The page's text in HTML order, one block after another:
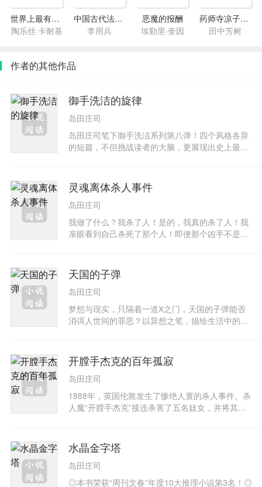
世界上最有魅力的妻子
陶乐丝·卡耐基
中国古代法制史话
李用兵
恶魔的报酬
埃勒里·奎因
药师寺凉子怪奇事件簿1·魔天楼
田中芳树
作者的其他作品
御手洗洁的旋律
岛田庄司
岛田庄司笔下御手洗洁系列第八弹！四个风格各异
的短篇，不但挑战读者的大脑，更展现出史上最具
么连中十二发子弹，而对面大楼里又为什么出现幽
灵绘画？御手洗洁与石冈的圣诞节有什么令人难忘
的片段？在御手洗洁关于日本的回忆中，心中最深
刻的情感是关于谁的？
灵魂离体杀人事件
岛田庄司
我做了什么？我杀了人！是的，我真的杀了人！我
亲眼看到自己杀死了那个人！即便那个凶手不是
天国的子弹
岛田庄司
梦想与现实，只隔着一道X之门，天国的子弹能否
消弭人世间的罪恶？以异想之笔，描绘生活中的小
着明星梦的美丽少女，听到这样的预言而兴奋不
已，满怀希望地踏上寻找之路，等待她的会不会只
是另一个梦？传说首都高速公路路边的拦杆上，坐
着一个男子，观察每个经过的人。坦荡的人会对这
样的传说一笑置之，就怕谁心中有鬼。喜爱摄影的
退休老人，每日都从同一个角度拍摄夕阳照。他的
光，父子俩引来了天国的子弹。来自天国的子弹能
否消弭人间的罪恶？岛田庄司尝试不同风格的短篇
作品，看似异想天开，读后令人唏嘘。
开膛手杰克的百年孤寂
岛田庄司
1888年，英国伦敦发生了惨绝人寰的杀人事件。杀
人魔“开膛手杰克”接连杀害了五名妓女，并将其剖
到百年后的西柏林，在市区深夜的巷弄中响起的骇
人惨叫声，从地狱中归来的“开膛手”再次拉开连续
杀人的序幕……
水晶金字塔
岛田庄司
◎本书荣获“周刊文春”年度10大推理小说第3名！◎